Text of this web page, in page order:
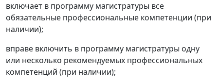
включает в программу магистратуры все
обязательные профессиональные компетенции (при
наличии);
вправе включить в программу магистратуры одну
или несколько рекомендуемых профессиональных
компетенций (при наличии);